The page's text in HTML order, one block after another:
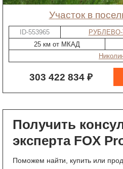
участок в
ID-553965
25 км от МКАД
303 422 834 ₽
Получить
эксперта FOX
Поможем найти, купить или